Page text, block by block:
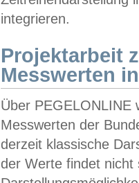
integrieren.
Projektarbeit
Messwerten
Über PEGELONLINE
Messwerten der
derzeit klassische
der Werte findet